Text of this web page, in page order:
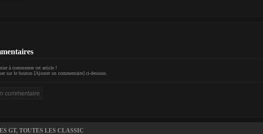
à commenter cet article !
sur le bouton [Ajouter un commentaire] ci-dessous.
GT, TOUTES LES CLASSIC